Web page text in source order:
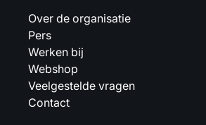
Over de organisatie
Pers
Werken bij
Webshop
Veelgestelde vragen
Contact